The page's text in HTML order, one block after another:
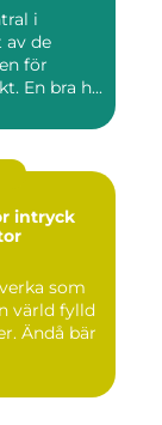
i
av de
för
En bra h...
intryck
som
värld fylld
Ändå bär